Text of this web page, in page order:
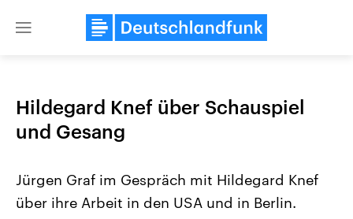
Close
Themen
Hildegard Knef über Schauspiel
und Gesang
Jürgen Graf im Gespräch mit Hildegard Knef
über ihre Arbeit in den USA und in Berlin.